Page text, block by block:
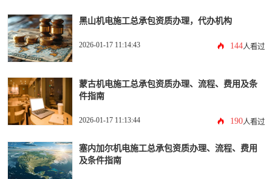
黑山机电施工总承包资质办理，代办机构
2026-01-17 11:14:43 144人看过
蒙古机电施工总承包资质办理、流程、费用及条
件指南
2026-01-17 11:13:44 190人看过
塞内加尔机电施工总承包资质办理、流程、费用
及条件指南